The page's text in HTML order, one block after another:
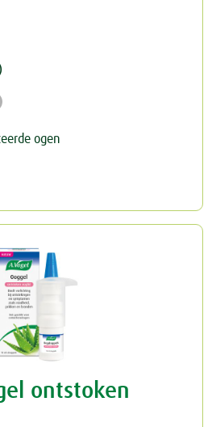
ogen
ontstoken